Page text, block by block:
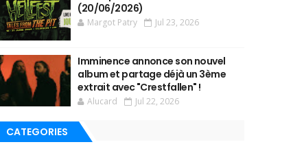
(20/06/2026)
Margot Patry Jul 23, 2026
Imminence annonce son nouvel
album et partage déjà un 3ème
extrait avec "Crestfallen" !
Alucard Jul 22, 2026
CATEGORIES